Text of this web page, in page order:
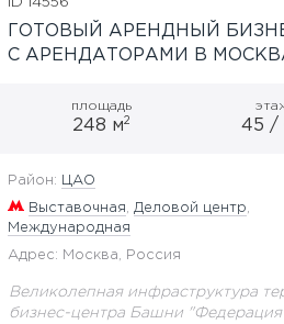
ГОТОВЫЙ АРЕНДНЫЙ
С АРЕНДАТОРАМИ В
площадь
248 м2 45 /
Район: ЦАО
Выставочная Деловой центр
Международная
Адрес: Москва, Россия
Великолепная инфраструктура
бизнес-центра Башни